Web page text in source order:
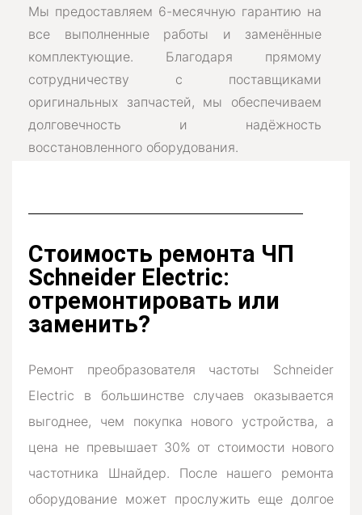
Мы предоставляем 6-месячную гарантию на
все выполненные работы и заменённые
комплектующие. Благодаря прямому
сотрудничеству с поставщиками
оригинальных запчастей, мы обеспечиваем
долговечность и надёжность
восстановленного оборудования.
Стоимость ремонта ЧП
Schneider Electric:
отремонтировать или
заменить?
Ремонт преобразователя частоты Schneider
Electric в большинстве случаев оказывается
выгоднее, чем покупка нового устройства, а
цена не превышает 30% от стоимости нового
частотника Шнайдер. После нашего ремонта
оборудование может прослужить еще долгое